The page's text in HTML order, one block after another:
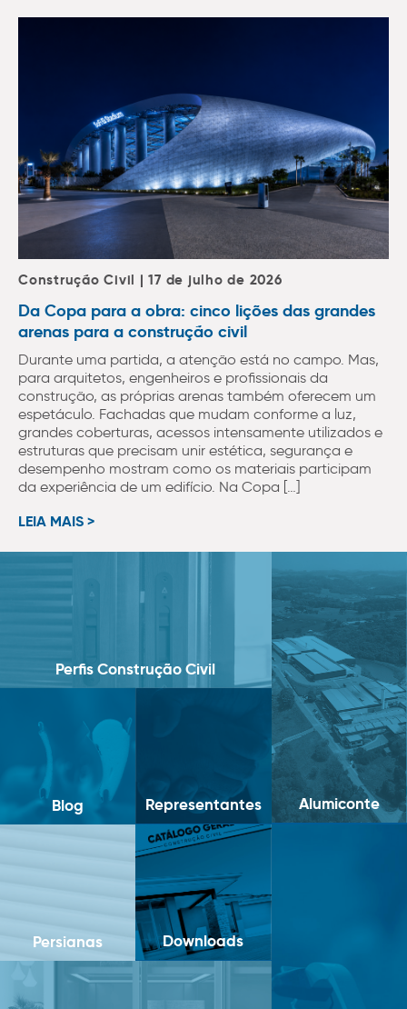
Construção Civil | 17 de julho de 2026
Da Copa para a obra: cinco lições das grandes
arenas para a construção civil
Durante uma partida, a atenção está no campo. Mas,
para arquitetos, engenheiros e profissionais da
construção, as próprias arenas também oferecem um
espetáculo. Fachadas que mudam conforme a luz,
grandes coberturas, acessos intensamente utilizados e
estruturas que precisam unir estética, segurança e
desempenho mostram como os materiais participam
da experiência de um edifício. Na Copa […]
LEIA MAIS >
Perfis Construção Civil
Alumiconte
Blog Representantes
Persianas Downloads